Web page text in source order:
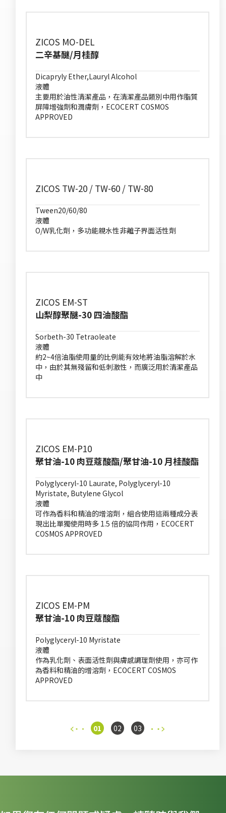
ZICOS MO-DEL
二辛基醚/月桂醇
Dicapryly Ether,Lauryl Alcohol
液體
主要用於油性清潔產品，在清潔產品類別中用作脂質
屏障增強劑和潤膚劑，ECOCERT COSMOS
APPROVED
ZICOS TW-20 / TW-60 / TW-80
Tween20/60/80
液體
O/W乳化劑，多功能親水性非離子界面活性劑
ZICOS EM-ST
山梨醇聚醚-30 四油酸酯
Sorbeth-30 Tetraoleate
液體
約2~4倍油脂使用量的比例能有效地將油脂溶解於水
中，由於其無殘留和低刺激性，而廣泛用於清潔產品
中
ZICOS EM-P10
聚甘油-10 肉豆蔻酸酯/聚甘油-10 月桂酸酯
Polyglyceryl-10 Laurate, Polyglyceryl-10
Myristate, Butylene Glycol
液體
可作為香料和精油的增溶劑，組合使用這兩種成分表
現出比單獨使用時多 1.5 倍的協同作用，ECOCERT
COSMOS APPROVED
ZICOS EM-PM
聚甘油-10 肉豆蔻酸酯
Polyglyceryl-10 Myristate
液體
作為乳化劑、表面活性劑與膚感調理劑使用，亦可作
為香料和精油的增溶劑，ECOCERT COSMOS
APPROVED
01 02 03